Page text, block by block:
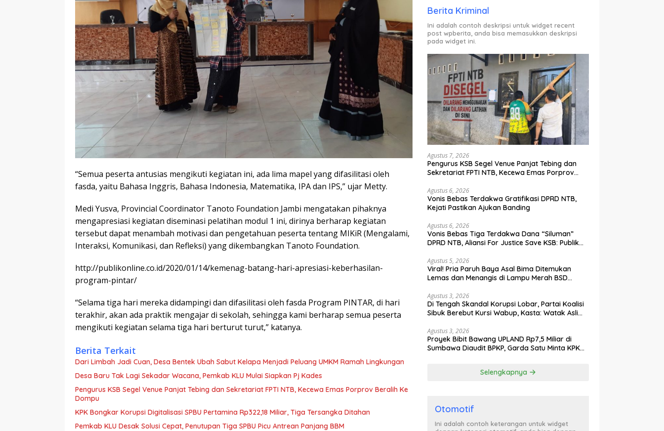
“Semua peserta antusias mengikuti kegiatan ini, ada lima mapel yang difasilitasi oleh
fasda, yaitu Bahasa Inggris, Bahasa Indonesia, Matematika, IPA dan IPS,” ujar Metty.
Medi Yusva, Provincial Coordinator Tanoto Foundation Jambi mengatakan pihaknya
mengapresiasi kegiatan diseminasi pelatihan modul 1 ini, dirinya berharap kegiatan
tersebut dapat menambah motivasi dan pengetahuan peserta tentang MIKiR (Mengalami,
Interaksi, Komunikasi, dan Refleksi) yang dikembangkan Tanoto Foundation.
http://publikonline.co.id/2020/01/14/kemenag-batang-hari-apresiasi-keberhasilan-
program-pintar/
“Selama tiga hari mereka didampingi dan difasilitasi oleh fasda Program PINTAR, di hari
terakhir, akan ada praktik mengajar di sekolah, sehingga kami berharap semua peserta
mengikuti kegiatan selama tiga hari berturut turut,” katanya.
Berita Terkait
Dari Limbah Jadi Cuan, Desa Bentek Ubah Sabut Kelapa Menjadi Peluang UMKM Ramah Lingkungan
Desa Baru Tak Lagi Sekadar Wacana, Pemkab KLU Mulai Siapkan Pj Kades
Pengurus KSB Segel Venue Panjat Tebing dan Sekretariat FPTI NTB, Kecewa Emas Porprov Beralih Ke
Dompu
KPK Bongkar Korupsi Digitalisasi SPBU Pertamina Rp322,18 Miliar, Tiga Tersangka Ditahan
Pemkab KLU Desak Solusi Cepat, Penutupan Tiga SPBU Picu Antrean Panjang BBM
Berita Kriminal
Ini adalah contoh deskripsi untuk widget recent
post wpberita, anda bisa memasukkan deskripsi
pada widget ini.
Agustus 7, 2026
Pengurus KSB Segel Venue Panjat Tebing dan
Sekretariat FPTI NTB, Kecewa Emas Porprov
Agustus 6, 2026
Vonis Bebas Terdakwa Gratifikasi DPRD NTB,
Kejati Pastikan Ajukan Banding
Agustus 6, 2026
Vonis Bebas Tiga Terdakwa Dana “Siluman”
DPRD NTB, Aliansi For Justice Save KSB: Publik
Agustus 5, 2026
Viral! Pria Paruh Baya Asal Bima Ditemukan
Lemas dan Menangis di Lampu Merah BSD
Agustus 3, 2026
Di Tengah Skandal Korupsi Lobar, Partai Koalisi
Sibuk Berebut Kursi Wabup, Kasta: Watak Asli
Agustus 3, 2026
Proyek Bibit Bawang UPLAND Rp7,5 Miliar di
Sumbawa Diaudit BPKP, Garda Satu Minta KPK
Selengkapnya
Otomotif
Ini adalah contoh keterangan untuk widget